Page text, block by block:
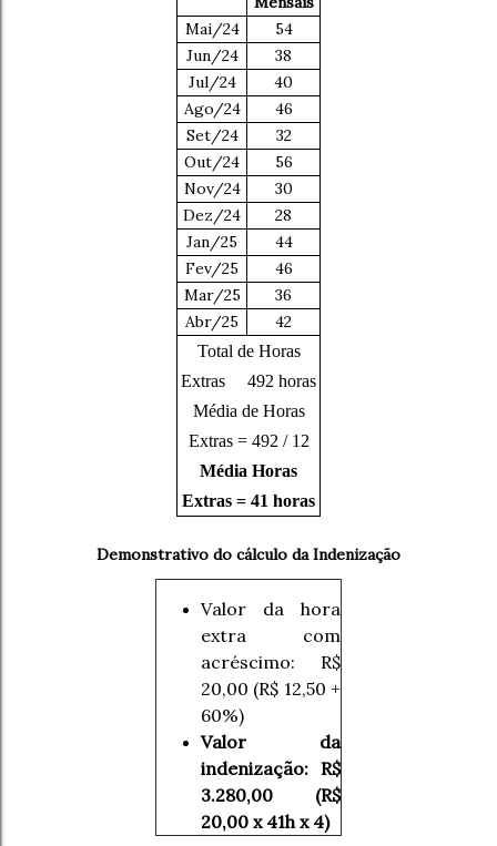
Mai/24
54
Jun/24
38
Jul/24
40
Ago/24
46
Set/24
32
Out/24
56
Nov/24
30
Dez/24
28
Jan/25
44
Fev/25
46
Mar/25
36
Abr/25
42
Total de Horas
Extras 492 horas
Média de Horas
Extras = 492 / 12
Média Horas
Extras = 41 horas
Demonstrativo do cálculo da Indenização
Valor da hora
extra com
acréscimo: R$
20,00 (R$ 12,50 +
60%)
Valor da
indenização: R$
3.280,00 (R$
20,00 x 41h x 4)